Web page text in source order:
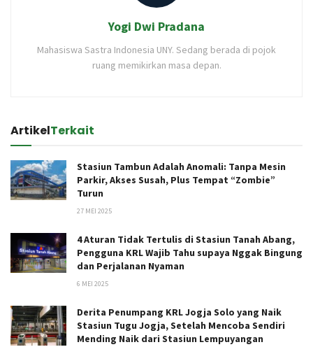
Yogi Dwi Pradana
Mahasiswa Sastra Indonesia UNY. Sedang berada di pojok
ruang memikirkan masa depan.
ArtikelTerkait
Stasiun Tambun Adalah Anomali: Tanpa Mesin
Parkir, Akses Susah, Plus Tempat “Zombie”
Turun
27 MEI 2025
4 Aturan Tidak Tertulis di Stasiun Tanah Abang,
Pengguna KRL Wajib Tahu supaya Nggak Bingung
dan Perjalanan Nyaman
6 MEI 2025
Derita Penumpang KRL Jogja Solo yang Naik
Stasiun Tugu Jogja, Setelah Mencoba Sendiri
Mending Naik dari Stasiun Lempuyangan